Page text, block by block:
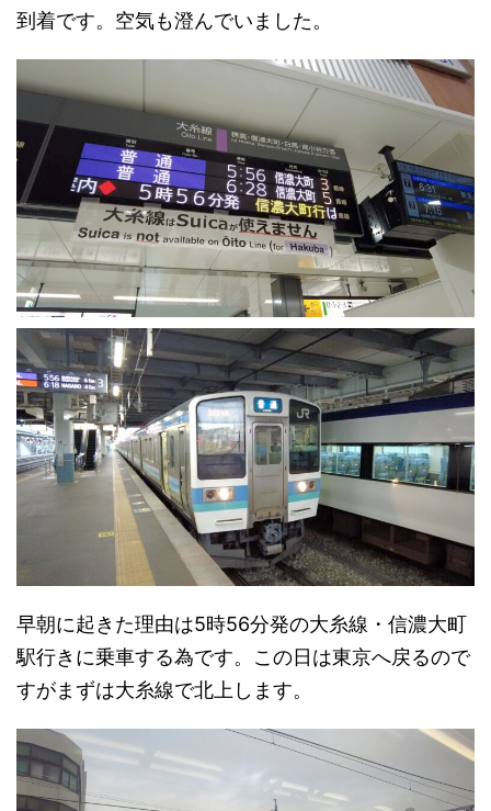
到着です。空気も澄んでいました。
早朝に起きた理由は5時56分発の大糸線・信濃大町
駅行きに乗車する為です。この日は東京へ戻るので
すがまずは大糸線で北上します。